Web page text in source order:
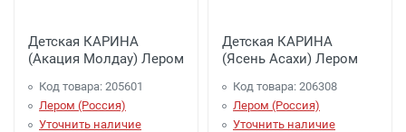
Детская КАРИНА
(Акация Молдау) Лером
Код товара: 205601
Лером (Россия)
Уточнить наличие
Детская КАРИНА
(Ясень Асахи) Лером
Код товара: 206308
Лером (Россия)
Уточнить наличие